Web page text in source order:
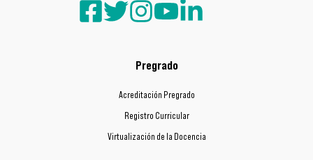
Pregrado
Acreditación Pregrado
Registro Curricular
Virtualización de la Docencia